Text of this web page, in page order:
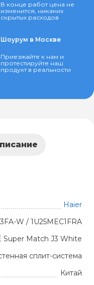
В конце работ цена не
изменится, никаких
скрытых расходов
Шоурум в Москве
Приезжайте к нам и
протестируйте наш
продукт в реальности
Haier
W / 1U25MEC1FRA
Super Match J3 White
сплит-система
Китай